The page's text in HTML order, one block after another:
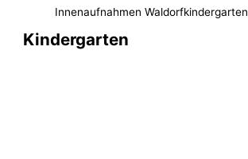
Innenaufnahmen Waldorfkindergarten
Kindergarten